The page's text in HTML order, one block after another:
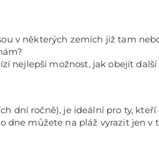
v některých zemích již tam
nejlepší možnost, jak obejít
dní ročně), je ideální pro ty,
dne můžete na pláž vyrazit jen v